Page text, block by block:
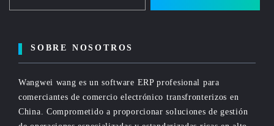
SOBRE NOSOTROS
Wangwei wang es un software ERP profesional para
comerciantes de comercio electrónico transfronterizos en
China. Comprometido a proporcionar soluciones de gestión